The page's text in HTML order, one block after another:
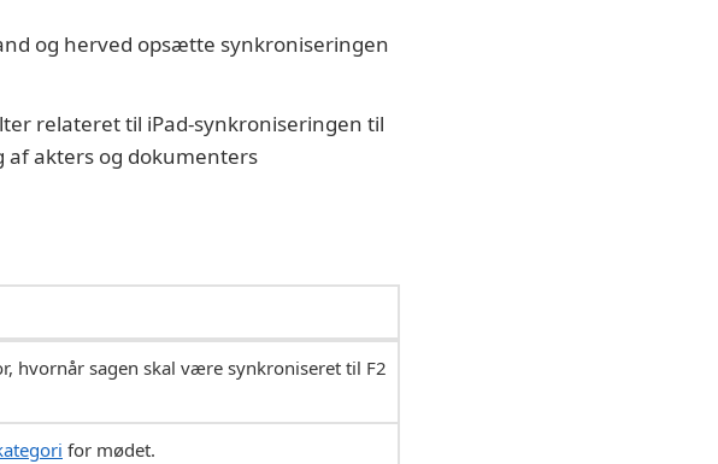
og herved opsætte synkroniseringen
relateret til iPad-synkroniseringen til
af akters og dokumenters
hvornår sagen skal være synkroniseret til F2
for mødet.